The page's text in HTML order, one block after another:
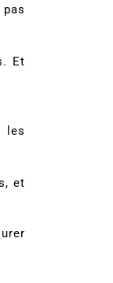
Et
les
et